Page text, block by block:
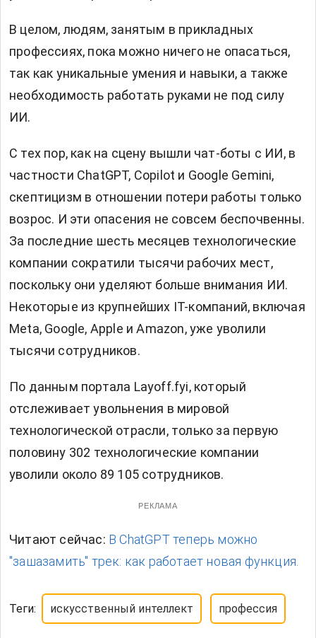
В целом, людям, занятым в прикладных
профессиях, пока можно ничего не опасаться,
так как уникальные умения и навыки, а также
необходимость работать руками не под силу
ИИ.
С тех пор, как на сцену вышли чат-боты с ИИ, в
частности ChatGPT, Copilot и Google Gemini,
скептицизм в отношении потери работы только
возрос. И эти опасения не совсем беспочвенны.
За последние шесть месяцев технологические
компании сократили тысячи рабочих мест,
поскольку они уделяют больше внимания ИИ.
Некоторые из крупнейших IT-компаний, включая
Meta, Google, Apple и Amazon, уже уволили
тысячи сотрудников.
По данным портала Layoff.fyi, который
отслеживает увольнения в мировой
технологической отрасли, только за первую
половину 302 технологические компании
уволили около 89 105 сотрудников.
РЕКЛАМА
Читают сейчас: В ChatGPT теперь можно
"зашазамить" трек: как работает новая функция.
Теги: искусственный интеллект профессия